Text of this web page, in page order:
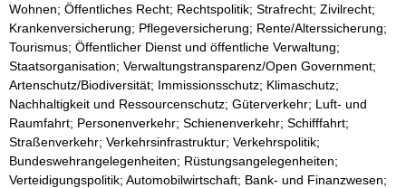
Wohnen; Öffentliches Recht; Rechtspolitik; Strafrecht; Zivilrecht;
Krankenversicherung; Pflegeversicherung; Rente/Alterssicherung;
Tourismus; Öffentlicher Dienst und öffentliche Verwaltung;
Staatsorganisation; Verwaltungstransparenz/Open Government;
Artenschutz/Biodiversität; Immissionsschutz; Klimaschutz;
Nachhaltigkeit und Ressourcenschutz; Güterverkehr; Luft- und
Raumfahrt; Personenverkehr; Schienenverkehr; Schifffahrt;
Straßenverkehr; Verkehrsinfrastruktur; Verkehrspolitik;
Bundeswehrangelegenheiten; Rüstungsangelegenheiten;
Verteidigungspolitik; Automobilwirtschaft; Bank- und Finanzwesen;